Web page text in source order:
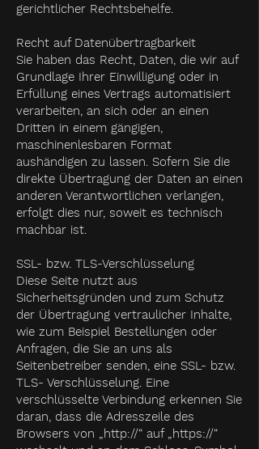
gerichtlicher Rechtsbehelfe.
Recht auf Datenübertragbarkeit
Sie haben das Recht, Daten, die wir auf
Grundlage Ihrer Einwilligung oder in
Erfüllung eines Vertrags automatisiert
verarbeiten, an sich oder an einen
Dritten in einem gängigen,
maschinenlesbaren Format
aushändigen zu lassen. Sofern Sie die
direkte Übertragung der Daten an einen
anderen Verantwortlichen verlangen,
erfolgt dies nur, soweit es technisch
machbar ist.
SSL- bzw. TLS-Verschlüsselung
Diese Seite nutzt aus
Sicherheitsgründen und zum Schutz
der Übertragung vertraulicher Inhalte,
wie zum Beispiel Bestellungen oder
Anfragen, die Sie an uns als
Seitenbetreiber senden, eine SSL- bzw.
TLS- Verschlüsselung. Eine
verschlüsselte Verbindung erkennen Sie
daran, dass die Adresszeile des
Browsers von „http://“ auf „https://“